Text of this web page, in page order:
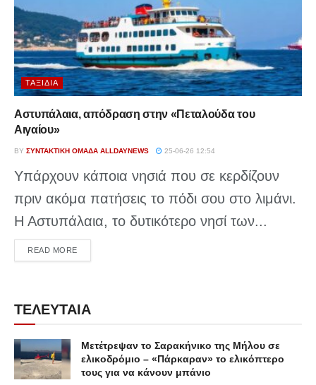
ΤΑΞΊΔΙΑ
Αστυπάλαια, απόδραση στην «Πεταλούδα του
Αιγαίου»
BY ΣΥΝΤΑΚΤΙΚΉ ΟΜΆΔΑ ALLDAYNEWS 25-06-26 12:54
Υπάρχουν κάποια νησιά που σε κερδίζουν
πριν ακόμα πατήσεις το πόδι σου στο λιμάνι.
Η Αστυπάλαια, το δυτικότερο νησί των...
READ MOREDETAILS
ΤΕΛΕΥΤΑΙΑ
Μετέτρεψαν το Σαρακήνικο της Μήλου σε
ελικοδρόμιο – «Πάρκαραν» το ελικόπτερο
τους για να κάνουν μπάνιο